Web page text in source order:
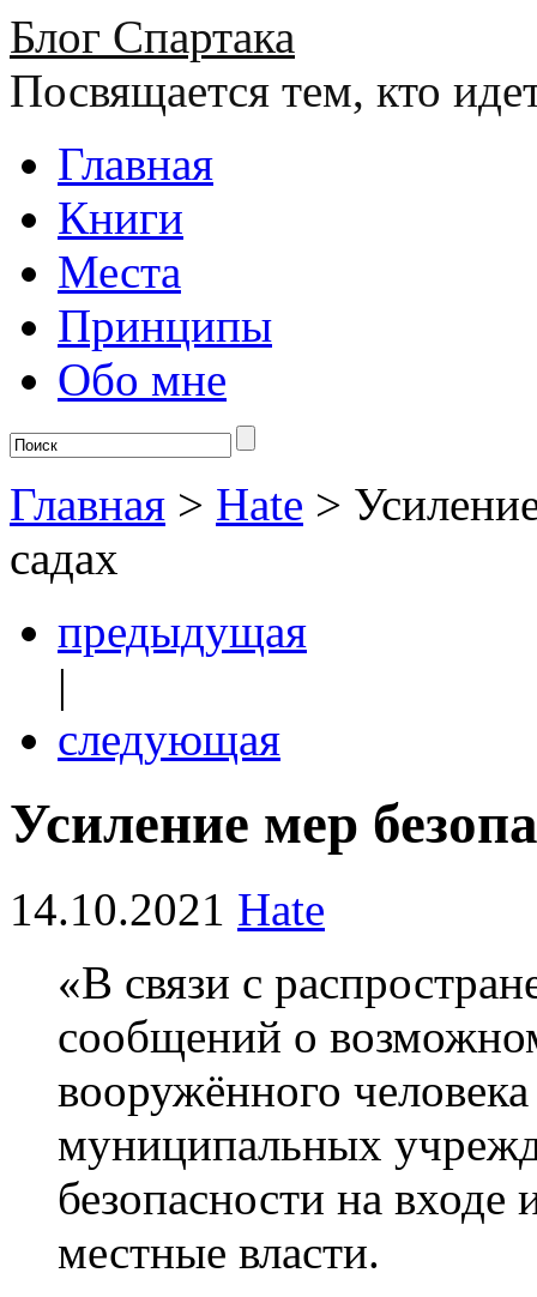
Блог Спартака
Посвящается тем, кто
Главная
Книги
Места
Принципы
Обо мне
Главная > Hate >
садах
предыдущая
|
следующая
Усиление мер
14.10.2021 Hate
«В связи с
сообщений о
вооружённого
муниципальных
безопасности на
местные власти.